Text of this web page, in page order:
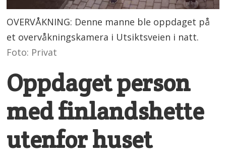
OVERVÅKNING: Denne manne ble oppdaget på
et overvåkningskamera i Utsiktsveien i natt.
Foto: Privat
Oppdaget person
med finlandshette
utenfor huset